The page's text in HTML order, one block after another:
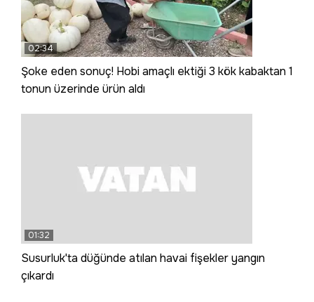
02:34
Şoke eden sonuç! Hobi amaçlı ektiği 3 kök kabaktan 1
tonun üzerinde ürün aldı
01:32
Susurluk'ta düğünde atılan havai fişekler yangın
çıkardı